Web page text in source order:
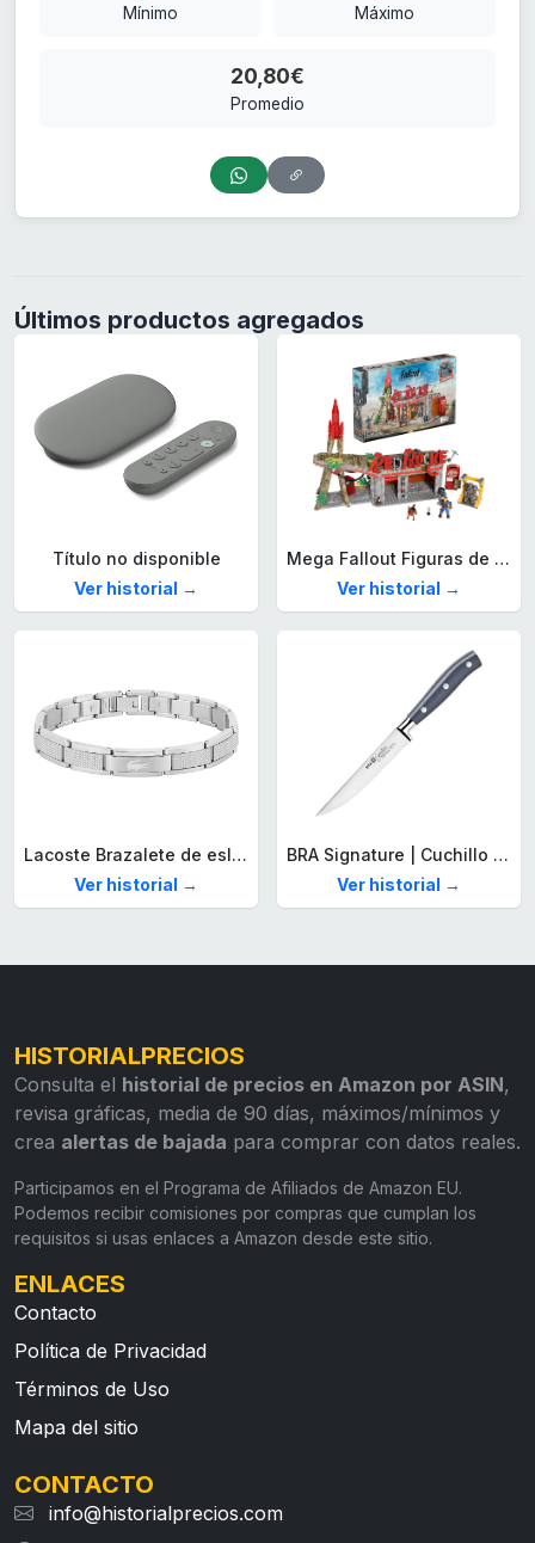
Mínimo Máximo
20,80€
Promedio
Últimos productos agregados
Título no disponible
Ver historial →
Mega Fallout Figuras de acción y Juguetes de construcción, Parada de Camiones Red Rocket con 824 Piezas, 2 Personajes articulados y Accesorios, para coleccionistas, HXT00
Ver historial →
Lacoste Brazalete de eslabón para Hombre Colección STENCIL de Acero inoxidable
Ver historial →
BRA Signature | Cuchillo tomatero 120 mm, Acero Inoxidable alemán forjado con Molibdeno Vanadio, Mango Remachado ABS, Diseño Ergonómico, Hoja 1,6 mm espesor
Ver historial →
HISTORIALPRECIOS
Consulta el historial de precios en Amazon por ASIN,
revisa gráficas, media de 90 días, máximos/mínimos y
crea alertas de bajada para comprar con datos reales.
Participamos en el Programa de Afiliados de Amazon EU.
Podemos recibir comisiones por compras que cumplan los
requisitos si usas enlaces a Amazon desde este sitio.
ENLACES
Contacto
Política de Privacidad
Términos de Uso
Mapa del sitio
CONTACTO
info@historialprecios.com